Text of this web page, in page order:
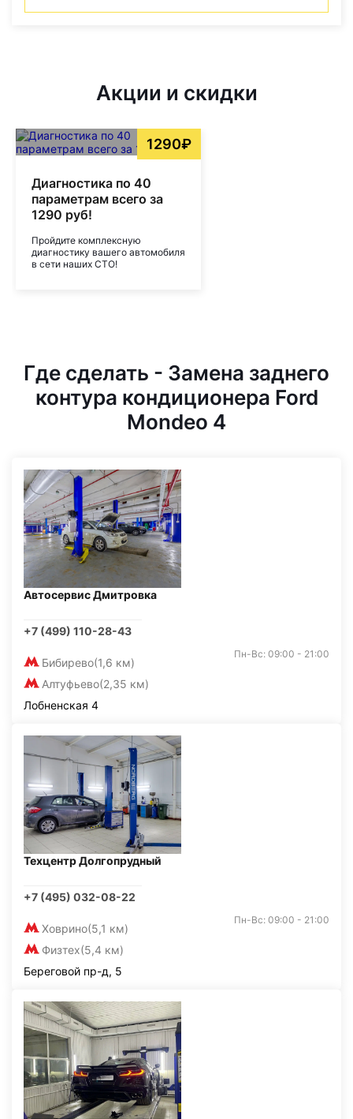
Акции и скидки
1290₽
Диагностика по 40
параметрам всего за
1290 руб!
Пройдите комплексную
диагностику вашего автомобиля
в сети наших СТО!
Где сделать - Замена заднего
контура кондиционера Ford
Mondeo 4
Автосервис Дмитровка
+7 (499) 110-28-43
Бибирево(1,6 км)
Алтуфьево(2,35 км)
Пн-Вс: 09:00 - 21:00
Лобненская 4
Техцентр Долгопрудный
+7 (495) 032-08-22
Ховрино(5,1 км)
Физтех(5,4 км)
Пн-Вс: 09:00 - 21:00
Береговой пр-д, 5